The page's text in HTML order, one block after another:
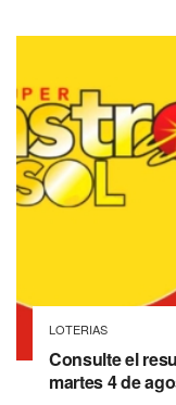
LOTERIAS
Consulte el
martes 4 de